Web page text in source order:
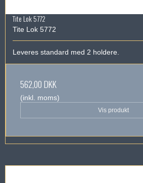
Tite Lok 5772
Tite Lok 5772
Leveres standard med 2 holdere.
562,00 DKK
(inkl. moms)
Vis produkt